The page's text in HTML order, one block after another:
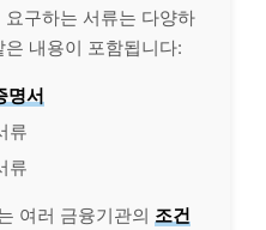
구하는 서류는 다양하
내용이 포함됩니다:
명서
류
류
여러 금융기관의 조건